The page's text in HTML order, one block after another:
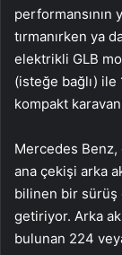
performansının
tırmanırken ya
elektrikli GLB
(isteğe bağlı) ile
kompakt
Mercedes
ana çekişi arka
bilinen bir
getiriyor. Arka
bulunan 224